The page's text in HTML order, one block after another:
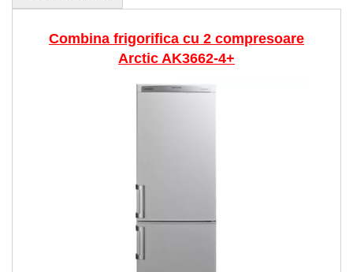
Combina frigorifica cu 2 compresoare
Arctic AK3662-4+